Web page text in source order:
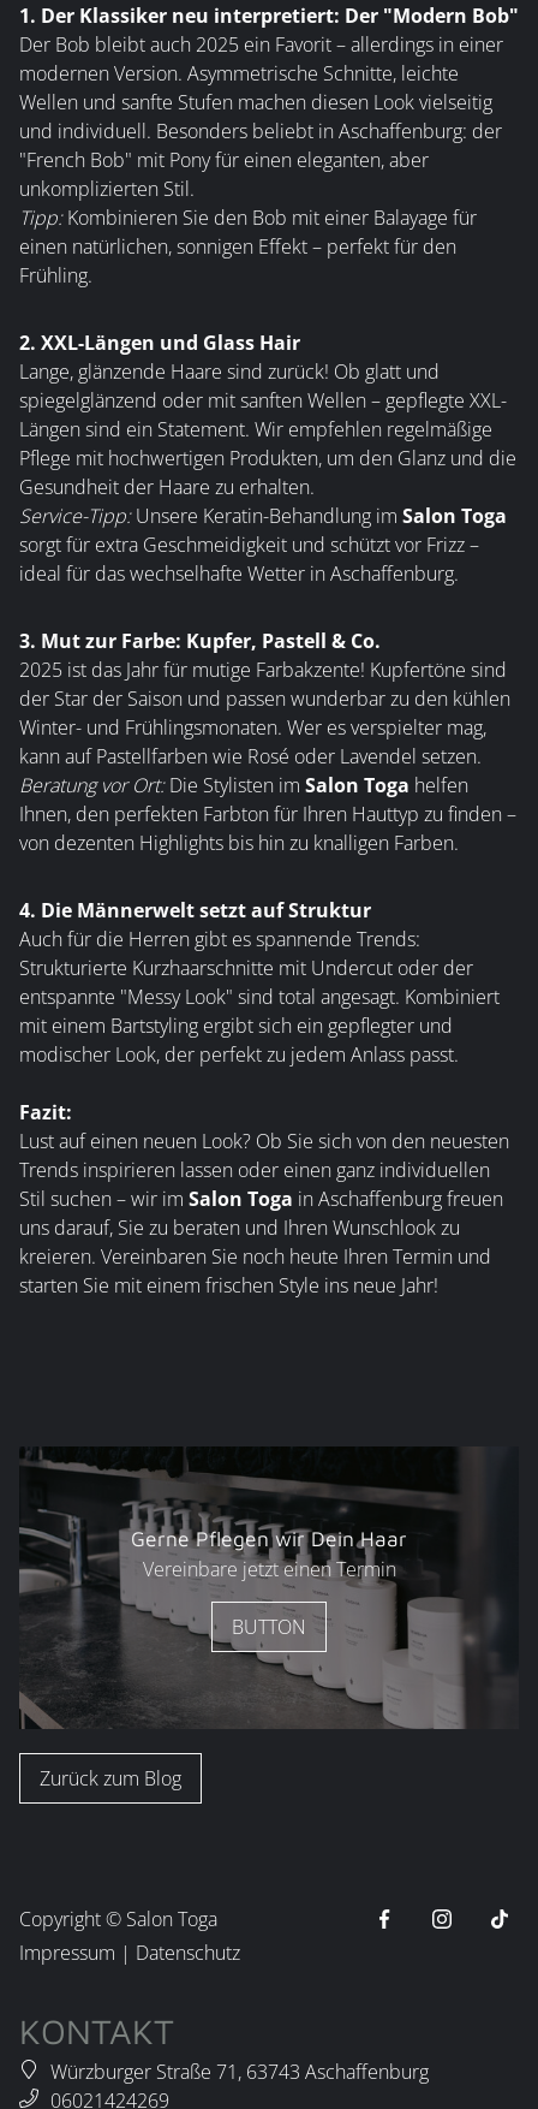
1. Der Klassiker neu interpretiert: Der "Modern Bob"
Der Bob bleibt auch 2025 ein Favorit – allerdings in einer
modernen Version. Asymmetrische Schnitte, leichte
Wellen und sanfte Stufen machen diesen Look vielseitig
und individuell. Besonders beliebt in Aschaffenburg: der
"French Bob" mit Pony für einen eleganten, aber
unkomplizierten Stil.
Tipp:Kombinieren Sie den Bob mit einer Balayage für
einen natürlichen, sonnigen Effekt – perfekt für den
Frühling.
2. XXL-Längen und Glass Hair
Lange, glänzende Haare sind zurück! Ob glatt und
spiegelglänzend oder mit sanften Wellen – gepflegte XXL-
Längen sind ein Statement. Wir empfehlen regelmäßige
Pflege mit hochwertigen Produkten, um den Glanz und die
Gesundheit der Haare zu erhalten.
Service-Tipp:Unsere Keratin-Behandlung im Salon Toga
sorgt für extra Geschmeidigkeit und schützt vor Frizz –
ideal für das wechselhafte Wetter in Aschaffenburg.
3. Mut zur Farbe: Kupfer, Pastell & Co.
2025 ist das Jahr für mutige Farbakzente! Kupfertöne sind
der Star der Saison und passen wunderbar zu den kühlen
Winter- und Frühlingsmonaten. Wer es verspielter mag,
kann auf Pastellfarben wie Rosé oder Lavendel setzen.
Beratung vor Ort:Die Stylisten im Salon Toga helfen
Ihnen, den perfekten Farbton für Ihren Hauttyp zu finden –
von dezenten Highlights bis hin zu knalligen Farben.
4. Die Männerwelt setzt auf Struktur
Auch für die Herren gibt es spannende Trends:
Strukturierte Kurzhaarschnitte mit Undercut oder der
entspannte "Messy Look" sind total angesagt. Kombiniert
mit einem Bartstyling ergibt sich ein gepflegter und
modischer Look, der perfekt zu jedem Anlass passt.
Fazit:
Lust auf einen neuen Look? Ob Sie sich von den neuesten
Trends inspirieren lassen oder einen ganz individuellen
Stil suchen – wir im Salon Toga in Aschaffenburg freuen
uns darauf, Sie zu beraten und Ihren Wunschlook zu
kreieren. Vereinbaren Sie noch heute Ihren Termin und
starten Sie mit einem frischen Style ins neue Jahr!
Gerne Pflegen wir Dein Haar
Vereinbare jetzt einen Termin
BUTTON
Zurück zum Blog
Copyright © Salon Toga
Impressum | Datenschutz
KONTAKT
Würzburger Straße 71, 63743 Aschaffenburg
06021424269